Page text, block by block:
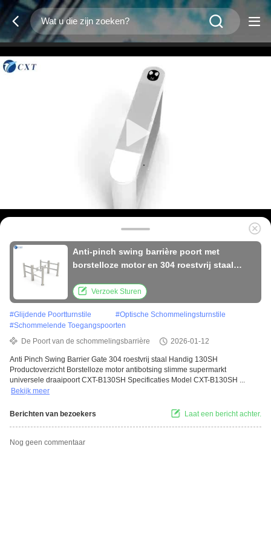
Anti-pinch swing barrière poort met
borstelloze motor en 304 roestvrij staal
Verzoek Sturen
#Glijdende Poortturnstile #Optische Schommelingsturnstile
#Schommelende Toegangspoorten
De Poort van de schommelingsbarrière
2026-01-12
Anti Pinch Swing Barrier Gate 304 roestvrij staal Handig 130SH
Productoverzicht Borstelloze motor antibotsing slimme supermarkt
universele draaipoort CXT-B130SH Specificaties Model CXT-B130SH ...
Bekijk meer
Berichten van bezoekers Laat een bericht achter.
Nog geen commentaar